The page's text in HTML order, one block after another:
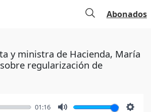
Abonados
y ministra de Hacienda, María
regularización de
01:16